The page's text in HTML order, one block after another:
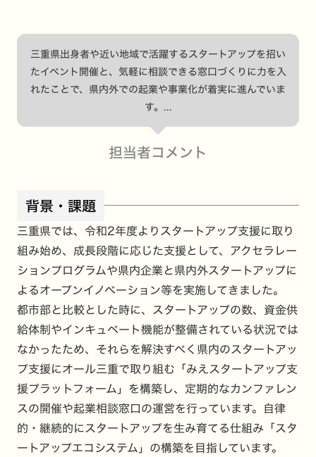
三重県出身者や近い地域で活躍するスタートアップを招い
たイベント開催と、気軽に相談できる窓口づくりに力を入
れたことで、県内外での起業や事業化が着実に進んでいま
す。...
担当者コメント
背景・課題
三重県では、令和2年度よりスタートアップ支援に取り
組み始め、成長段階に応じた支援として、アクセラレー
ションプログラムや県内企業と県内外スタートアップに
よるオープンイノベーション等を実施してきました。
都市部と比較とした時に、スタートアップの数、資金供
給体制やインキュベート機能が整備されている状況では
なかったため、それらを解決すべく県内のスタートアッ
プ支援にオール三重で取り組む「みえスタートアップ支
援プラットフォーム」を構築し、定期的なカンファレン
スの開催や起業相談窓口の運営を行っています。自律
的・継続的にスタートアップを生み育てる仕組み「スタ
ートアップエコシステム」の構築を目指しています。